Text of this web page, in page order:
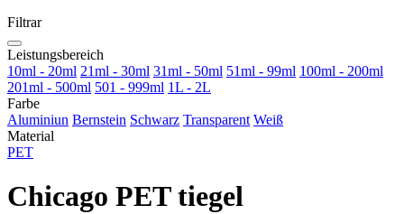
Filtrar
Leistungsbereich
10ml - 20ml 21ml - 30ml 31ml - 50ml 51ml - 99ml 100ml - 200ml
201ml - 500ml 501 - 999ml 1L - 2L
Farbe
Aluminiun Bernstein Schwarz Transparent Weiß
Material
PET
Chicago PET tiegel